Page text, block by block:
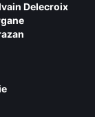
Delecroix